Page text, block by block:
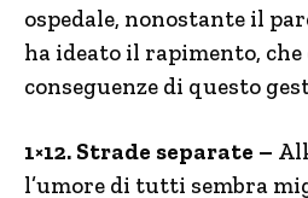
ospedale, nonostante il
ha ideato il rapimento, che
conseguenze di questo
1×12. Strade separate –
l’umore di tutti sembra